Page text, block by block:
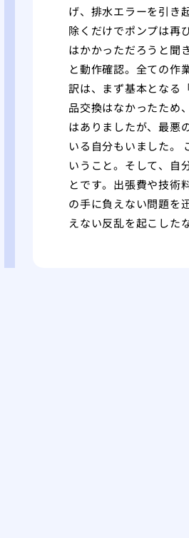
げ、排水エラーを引き
除くだけでポンプは再
はかかっただろうと聞
と動作確認。全ての作
訳は、まず基本となる
品交換はなかったため
はありましたが、最悪
いる自分もいました。
いうこと。そして、自
とです。出張費や技術
の手に負えない問題を
えない反乱を起こした